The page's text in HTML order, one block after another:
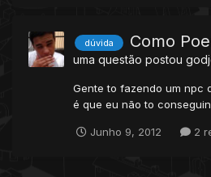
dúvida Como
uma questão postou
Gente to fazendo um npc
é que eu não to
Junho 9, 2012 2